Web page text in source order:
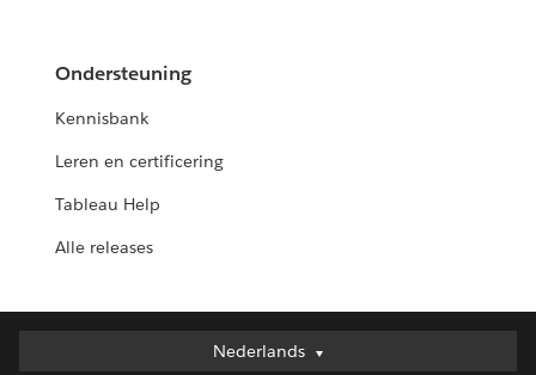
Ondersteuning
Kennisbank
Leren en certificering
Tableau Help
Alle releases
Nederlands
Nederlands